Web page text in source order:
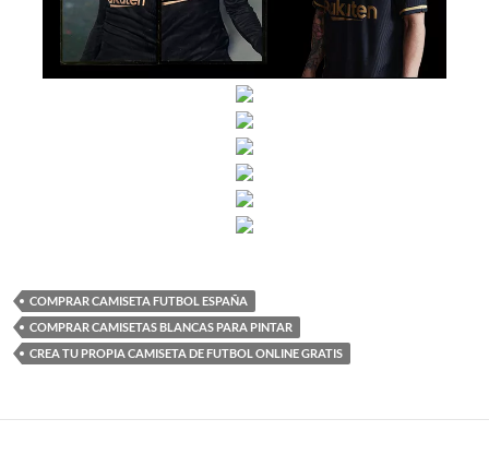
COMPRAR CAMISETA FUTBOL ESPAÑA
COMPRAR CAMISETAS BLANCAS PARA PINTAR
CREA TU PROPIA CAMISETA DE FUTBOL ONLINE GRATIS